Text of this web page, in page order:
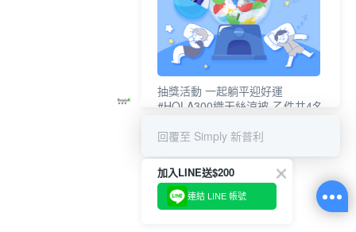
抽獎活動 一起躺平迎好運
#HOLA300織天絲涼被-乙件共4名
回覆至 Simply 新普利
加入LINE送$200
連結 LINE 帳號